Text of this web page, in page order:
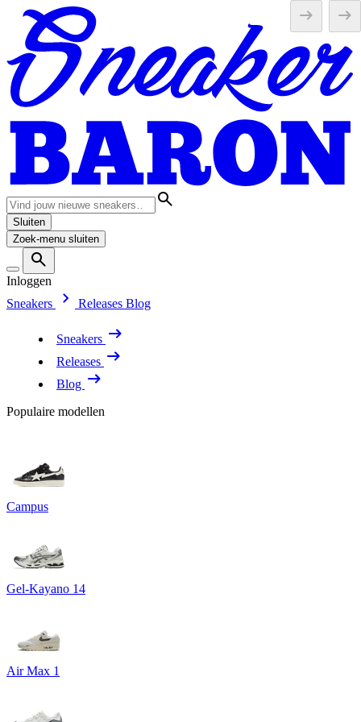
Sluiten
Zoek-menu sluiten
Inloggen
Sneakers
Releases Blog
Sneakers
Releases
Blog
Populaire modellen
Campus
Gel-Kayano 14
Air Max 1